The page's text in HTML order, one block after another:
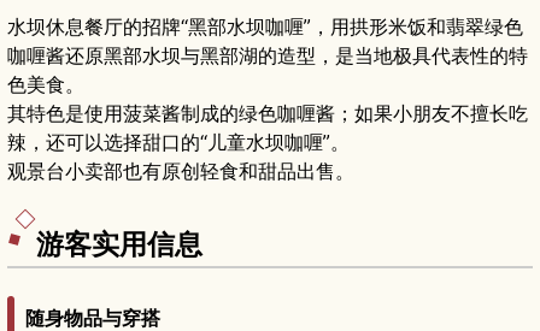
水坝休息餐厅的招牌“黑部水坝咖喱”，用拱形米饭和翡翠绿色
咖喱酱还原黑部水坝与黑部湖的造型，是当地极具代表性的特
色美食。
其特色是使用菠菜酱制成的绿色咖喱酱；如果小朋友不擅长吃
辣，还可以选择甜口的“儿童水坝咖喱”。
观景台小卖部也有原创轻食和甜品出售。
游客实用信息
随身物品与穿搭